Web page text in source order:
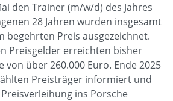
den Trainer (m/w/d) des Jahres
28 Jahren wurden insgesamt
begehrten Preis ausgezeichnet.
Preisgelder erreichten bisher
von über 260.000 Euro. Ende 2025
Preisträger informiert und
ins Porsche